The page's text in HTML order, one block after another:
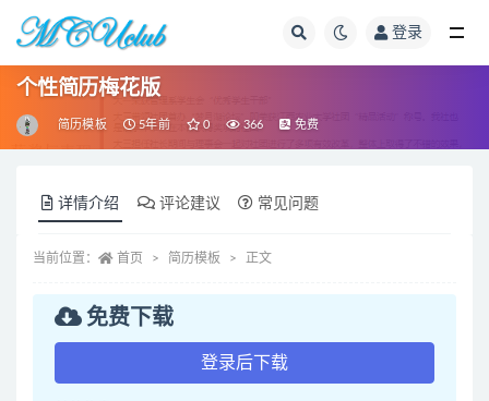
登录
个性简历梅花版
简历模板 5年前 0 366 免费
详情介绍 评论建议 常见问题
当前位置： 首页 简历模板 正文
免费下载
登录后下载